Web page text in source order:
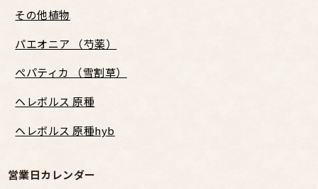
その他植物
パエオニア （芍薬）
ぺパティカ （雪割草）
ヘレボルス 原種
ヘレボルス 原種hyb
営業日カレンダー